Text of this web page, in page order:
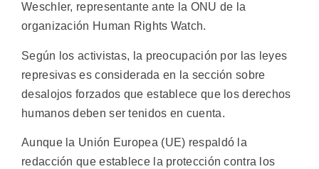
Weschler, representante ante la ONU de la
organización Human Rights Watch.
Según los activistas, la preocupación por las leyes
represivas es considerada en la sección sobre
desalojos forzados que establece que los derechos
humanos deben ser tenidos en cuenta.
Aunque la Unión Europea (UE) respaldó la
redacción que establece la protección contra los